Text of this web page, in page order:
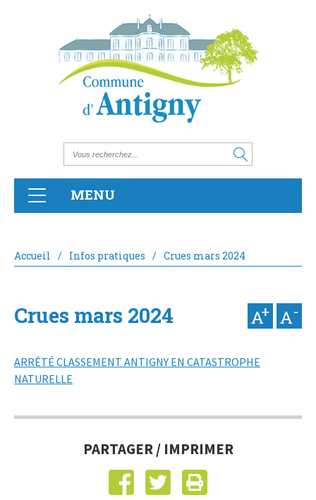
MENU
Accueil / Infos pratiques / Crues mars 2024
Crues mars 2024
ARRÊTÉ CLASSEMENT ANTIGNY EN CATASTROPHE
NATURELLE
PARTAGER / IMPRIMER